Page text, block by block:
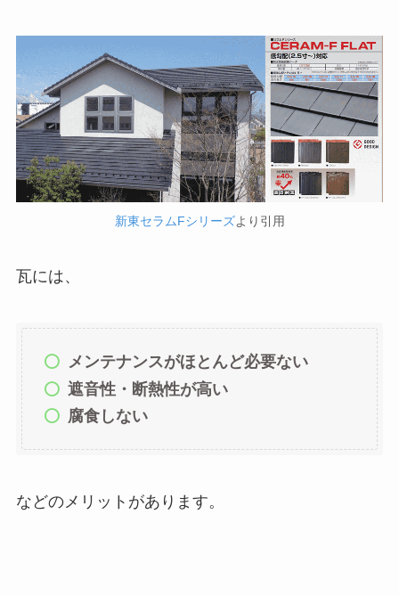
新東セラムFシリーズより引用
瓦には、
メンテナンスがほとんど必要ない
遮音性・断熱性が高い
腐食しない
などのメリットがあります。